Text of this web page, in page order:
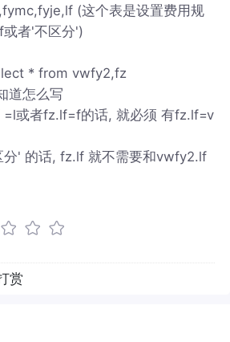
(这个表是设置费用规
者'不区分')
* from vwfy2,fz
道怎么写
或者fz.lf=f的话, 就必须 有fz.lf=v
' 的话, fz.lf 就不需要和vwfy2.lf
赏